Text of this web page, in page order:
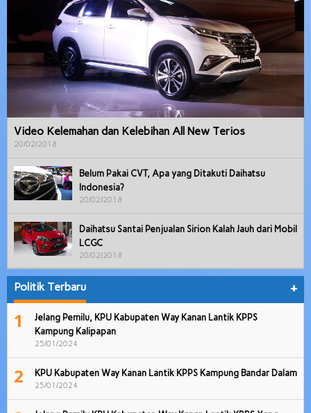
Video Kelemahan dan Kelebihan All New Terios
20/02/2018
Belum Pakai CVT, Apa yang Ditakuti Daihatsu
Indonesia?
20/02/2018
Daihatsu Santai Penjualan Sirion Kalah Jauh dari Mobil
LCGC
20/02/2018
Politik Terbaru +
1
Jelang Pemilu, KPU Kabupaten Way Kanan Lantik KPPS
Kampung Kalipapan
25/01/2024
2 KPU Kabupaten Way Kanan Lantik KPPS Kampung Bandar Dalam
25/01/2024